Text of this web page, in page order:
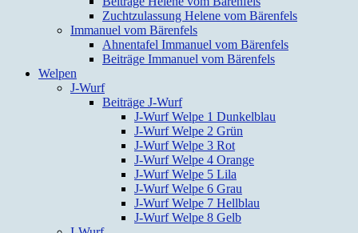
Zuchtzulassung Helene vom Bärenfels
Immanuel vom Bärenfels
Ahnentafel Immanuel vom Bärenfels
Beiträge Immanuel vom Bärenfels
Welpen
J-Wurf
Beiträge J-Wurf
J-Wurf Welpe 1 Dunkelblau
J-Wurf Welpe 2 Grün
J-Wurf Welpe 3 Rot
J-Wurf Welpe 4 Orange
J-Wurf Welpe 5 Lila
J-Wurf Welpe 6 Grau
J-Wurf Welpe 7 Hellblau
J-Wurf Welpe 8 Gelb